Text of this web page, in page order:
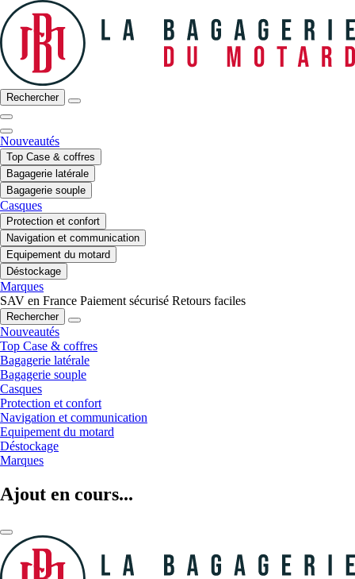
Rechercher
Nouveautés
Top Case & coffres
Bagagerie latérale
Bagagerie souple
Casques
Protection et confort
Navigation et communication
Equipement du motard
Déstockage
Marques
SAV en France Paiement sécurisé Retours faciles
Rechercher
Nouveautés
Top Case & coffres
Bagagerie latérale
Bagagerie souple
Casques
Protection et confort
Navigation et communication
Equipement du motard
Déstockage
Marques
Ajout en cours...